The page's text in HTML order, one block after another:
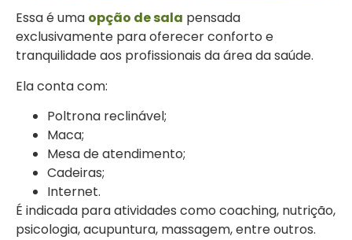
Essa é uma opção de sala pensada
exclusivamente para oferecer conforto e
tranquilidade aos profissionais da área da saúde.
Ela conta com:
Poltrona reclinável;
Maca;
Mesa de atendimento;
Cadeiras;
Internet.
É indicada para atividades como coaching, nutrição,
psicologia, acupuntura, massagem, entre outros.